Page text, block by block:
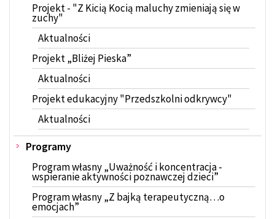
Projekt - "Z Kicią Kocią maluchy zmieniają się w
zuchy"
Aktualności
Projekt „Bliżej Pieska”
Aktualności
Projekt edukacyjny "Przedszkolni odkrywcy"
Aktualności
Programy
Program własny „Uważność i koncentracja -
wspieranie aktywności poznawczej dzieci”
Program własny „Z bajką terapeutyczną…o
emocjach”